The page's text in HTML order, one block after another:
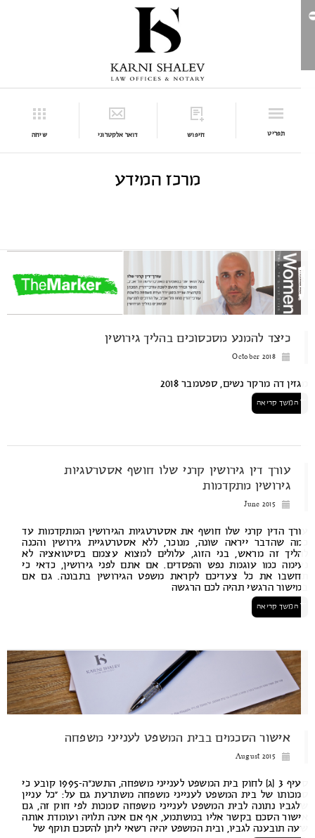
שיחה דואר אלקטרוני חיפוש תפריט
מרכז המידע
כיצד להמנע מסכסוכים בהליך גירושין
October 2018
דה מרקר נשים, ספטמבר 2018
המשך קריאה
עורך דין גירושין קרני שלו חושף אסטרטגיות
גירושין מתקדמות
June 2015
הדין קרני שלו חושף את אסטרטגיות הגירושין המתקדמות עד
שהדבר ייראה שונה, מנוכר, ללא אסטרטגיית גירושין והכנה
זה מראש, בני הזוג, עלולים למצוא עצמם בסיטואציה לא
כמו עוגמת נפש והפסדים. אם אתם לפני גירושין, כדאי כי
את כל צעדיכם לקראת משפט הגירושין בתבונה. גם אם
הרגשי תהיה לכם הרגשה
המשך קריאה
אישור הסכמים בבית המשפט לענייני משפחה
August 2015
סעיף 3 (ג) לחוק בית המשפט לענייני משפחה, התשנ”ה-1995 קובע כי
של בית המשפט לענייני משפחה משתרעת גם על: “כל עניין
נתונה לבית המשפט לענייני משפחה סמכות לפי חוק זה, גם
הסכם בקשר אליו במשתמע, אף אם אינה תלויה ועומדת אותה
תובענה לגביו, ובית המשפט יהיה רשאי ליתן להסכם תוקף של